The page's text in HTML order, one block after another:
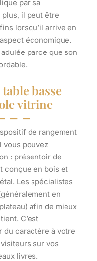
par sa
plus, il peut être
lorsqu’il arrive en
économique.
parce que son
basse
vitrine
de rangement
vous pouvez
: présentoir de
conçue en bois et
Les spécialistes
en
afin de mieux
C’est
du caractère à votre
sur vos
livres.